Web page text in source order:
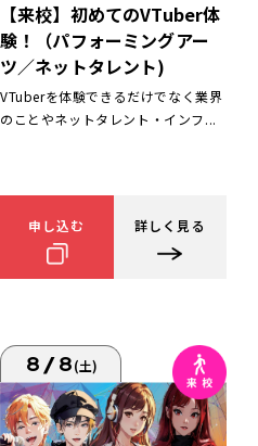
【来校】初めてのVTuber体
験！（パフォーミングアー
ツ／ネットタレント)
VTuberを体験できるだけでなく業界
のことやネットタレント・インフ...
申し込む 詳しく見る
8/8(土)